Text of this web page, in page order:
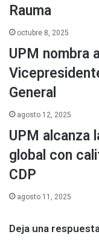
Rauma
octubre 8, 2025
UPM nombra
General
agosto 12, 2025
UPM alcanza
global con
CDP
agosto 11, 2025
Deja una